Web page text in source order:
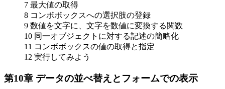
7 最大値の取得
8 コンボボックスへの選択肢の登録
9 数値を文字に、文字を数値に変換する関数
10 同一オブジェクトに対する記述の簡略化
11 コンボボックスの値の取得と指定
12 実行してみよう
第10章 データの並べ替えとフォームでの表示